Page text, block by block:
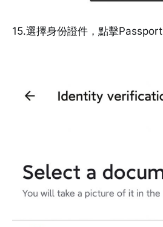
15.選擇身份證件，點擊Passport